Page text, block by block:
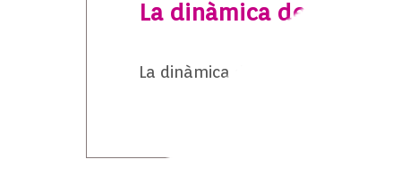
La dinàmica de les
La dinàmica de les platges a